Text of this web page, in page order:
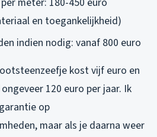
en toegankelijkheid)
indien nodig: vanaf 800 euro
kost vijf euro en
120 euro per jaar. Ik
op
maar als je daarna weer